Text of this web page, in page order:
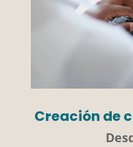
Creación de